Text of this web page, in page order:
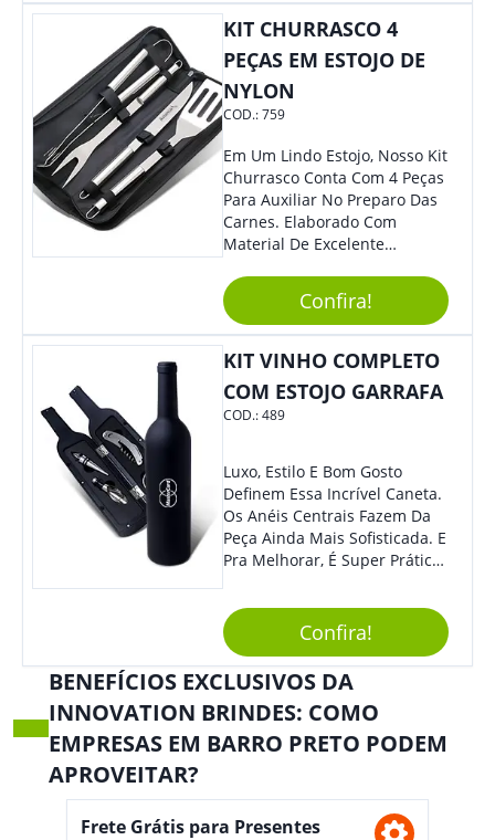
O Item Conta Também Com
KIT CHURRASCO 4
PEÇAS EM ESTOJO DE
NYLON
COD.:759
Em Um Lindo Estojo, Nosso Kit
Churrasco Conta Com 4 Peças
Para Auxiliar No Preparo Das
Carnes. Elaborado Com
Material De Excelente
Tradicional, Sem Dúvidas É O
Brinde Certo Para Todos Os
Públicos. Personalize-O Com
Sua Marca. Seus Clientes E
Irão Adorar.
Confira!
KIT VINHO COMPLETO
COM ESTOJO GARRAFA
COD.:489
Luxo, Estilo E Bom Gosto
Definem Essa Incrível Caneta.
Os Anéis Centrais Fazem Da
Peça Ainda Mais Sofisticada. E
Pra Melhorar, É Super Prática
Por Giro. É De Impressionar!
Confira!
BENEFÍCIOS EXCLUSIVOS DA
INNOVATION BRINDES: COMO
EMPRESAS EM BARRO PRETO PODEM
APROVEITAR?
Frete Grátis para Presentes